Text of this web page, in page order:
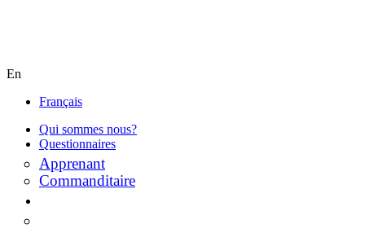
En
Français
Qui sommes nous?
Questionnaires
Apprenant
Commanditaire